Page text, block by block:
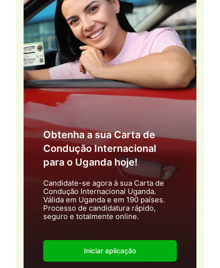
Obtenha a sua Carta de
Condução Internacional
para o Uganda hoje!
Candidate-se agora à sua Carta de
Condução Internacional Uganda.
Válida em Uganda e em 190 países.
Processo de candidatura rápido,
seguro e totalmente online.
Iniciar aplicação